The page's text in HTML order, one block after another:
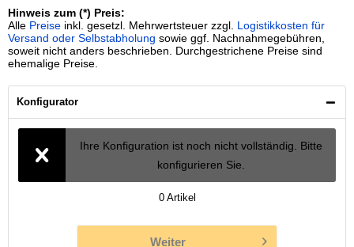
Hinweis zum (*) Preis:
Alle Preise inkl. gesetzl. Mehrwertsteuer zzgl. Logistikkosten für
Versand oder Selbstabholung sowie ggf. Nachnahmegebühren,
soweit nicht anders beschrieben. Durchgestrichene Preise sind
ehemalige Preise.
Konfigurator
Ihre Konfiguration ist noch nicht vollständig. Bitte
konfigurieren Sie.
0 Artikel
Weiter